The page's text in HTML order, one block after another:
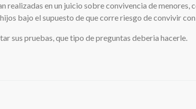
realizadas en un juicio sobre convivencia de menores,
bajo el supuesto de que corre riesgo de convivir con
sus pruebas, que tipo de preguntas deberia hacerle.